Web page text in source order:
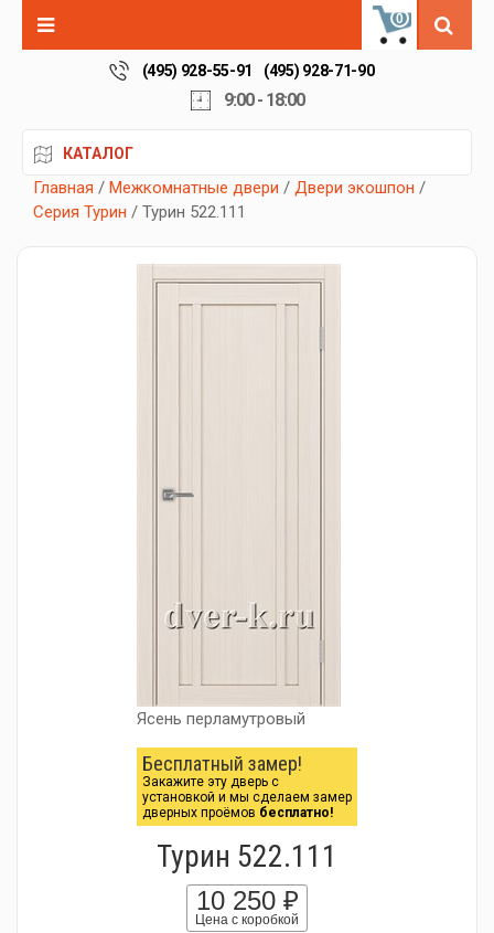
0
(495) 928-55-91 (495) 928-71-90
9:00 - 18:00
КАТАЛОГ
Главная / Межкомнатные двери / Двери экошпон /
Серия Турин / Турин 522.111
Ясень перламутровый
Бесплатный замер!
Закажите эту дверь с
установкой и мы сделаем замер
дверных проёмов бесплатно!
Турин 522.111
10 250 ₽
Цена с коробкой